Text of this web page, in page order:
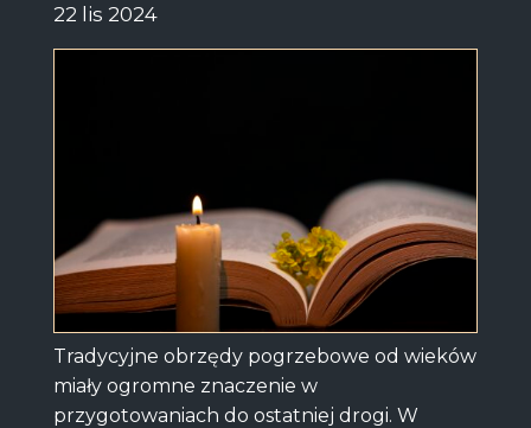
22 lis 2024
Tradycyjne obrzędy pogrzebowe od wieków
miały ogromne znaczenie w
przygotowaniach do ostatniej drogi. W